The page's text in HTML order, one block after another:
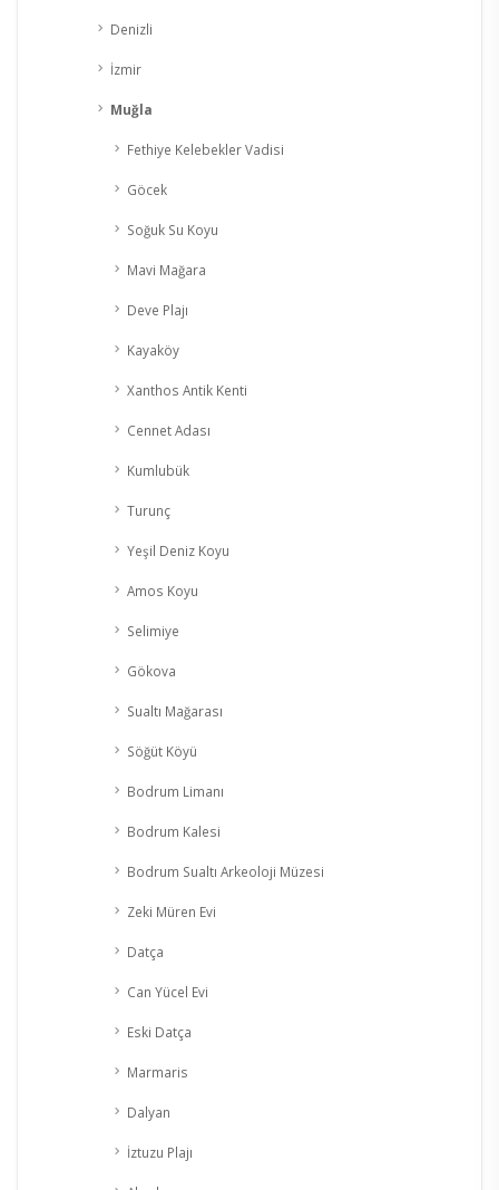
Denizli
İzmir
Muğla
Fethiye Kelebekler Vadisi
Göcek
Soğuk Su Koyu
Mavi Mağara
Deve Plajı
Kayaköy
Xanthos Antik Kenti
Cennet Adası
Kumlubük
Turunç
Yeşil Deniz Koyu
Amos Koyu
Selimiye
Gökova
Sualtı Mağarası
Söğüt Köyü
Bodrum Limanı
Bodrum Kalesi
Bodrum Sualtı Arkeoloji Müzesi
Zeki Müren Evi
Datça
Can Yücel Evi
Eski Datça
Marmaris
Dalyan
İztuzu Plajı